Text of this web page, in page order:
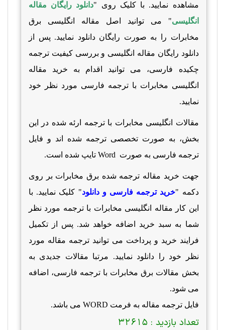
مشاهده نمایید. با کلیک روی "دانلود رایگان مقاله
انگلیسی" می توانید اصل مقاله انگلیسی برق
مخابرات را به صورت رایگان دانلود نمایید. پس از
دانلود رایگان مقاله انگلیسی و بررسی کیفیت ترجمه
چکیده فارسی، می توانید اقدام به خرید مقاله
انگلیسی مخابرات با ترجمه فارسی مورد نظر خود
نمایید.
مقالات انگلیسی مخابرات با ترجمه ارئه شده در این
بخش، به صورت تخصصی ترجمه شده اند و فایل
ترجمه فارسی به صورت Word تایپ شده است.
جهت خرید مقاله ترجمه شده برق مخابرات بر روی
دکمه "خرید ترجمه فارسی و دانلود" کلیک نمایید. با
این کار مقاله انگلیسی مخابرات با ترجمه مورد نظر
شما به سبد خرید اضافه خواهد شد. پس از تکمیل
فرایند خرید و پرداخت می توانید ترجمه مقاله مورد
نظر خود را دانلود نمایید. مرتبا مقالات جدیدی به
بخش مقالات برق مخابرات با ترجمه فارسی، اضافه
می شود.
فایل ترجمه مقاله به فرمت WORD می باشد.
تعداد بازدید : 32615